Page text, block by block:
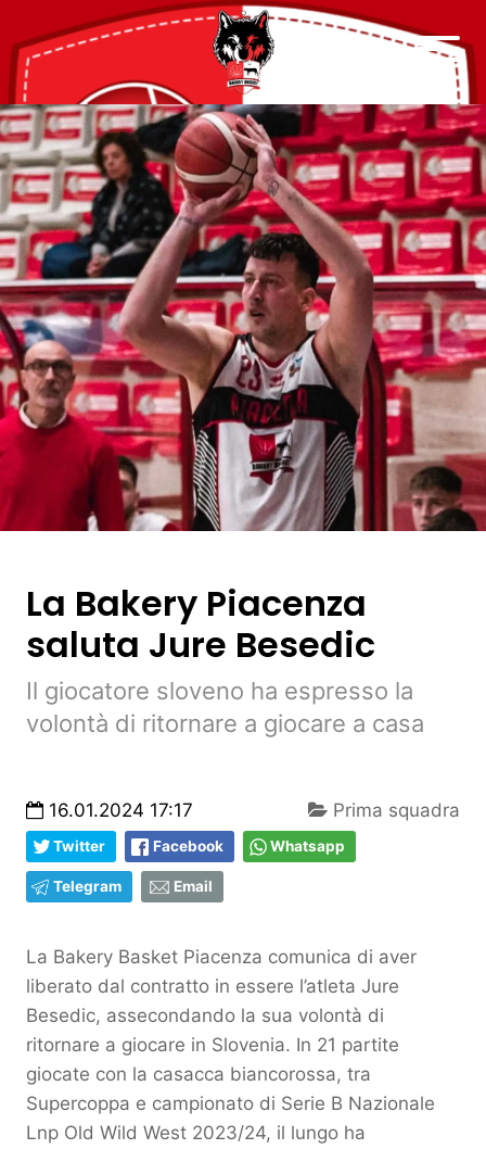
La Bakery Piacenza
saluta Jure Besedic
Il giocatore sloveno ha espresso la
volontà di ritornare a giocare a casa
16.01.2024 17:17 Prima squadra
Twitter Facebook Whatsapp
Telegram Email
La Bakery Basket Piacenza comunica di aver
liberato dal contratto in essere l’atleta Jure
Besedic, assecondando la sua volontà di
ritornare a giocare in Slovenia. In 21 partite
giocate con la casacca biancorossa, tra
Supercoppa e campionato di Serie B Nazionale
Lnp Old Wild West 2023/24, il lungo ha